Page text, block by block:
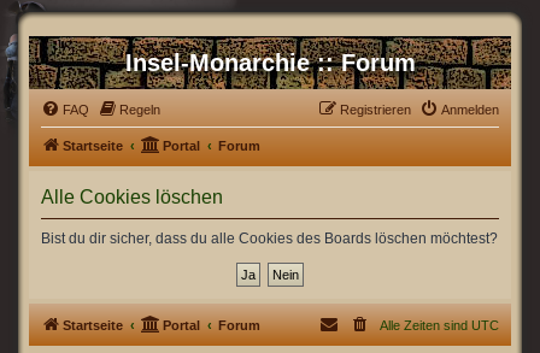
Insel-Monarchie :: Forum
FAQ Regeln Anmelden
Registrieren
Startseite Portal Forum
Alle Cookies löschen
Bist du dir sicher, dass du alle Cookies des Boards löschen möchtest?
Startseite Portal Forum Alle Zeiten sind UTC